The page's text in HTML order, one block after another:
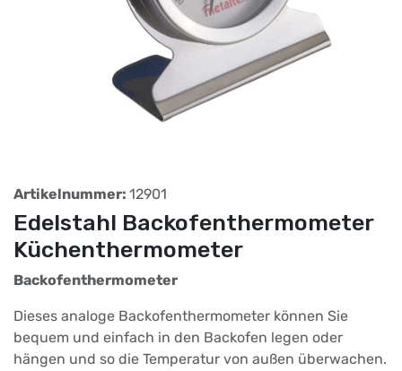
Artikelnummer: 12901
Edelstahl Backofenthermometer
Küchenthermometer
Backofenthermometer
Dieses analoge Backofenthermometer können Sie
bequem und einfach in den Backofen legen oder
hängen und so die Temperatur von außen überwachen.